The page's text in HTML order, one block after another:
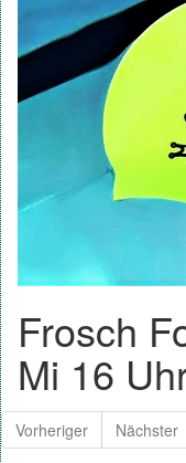
Frosch
Mi 16
Vorheriger Nächster